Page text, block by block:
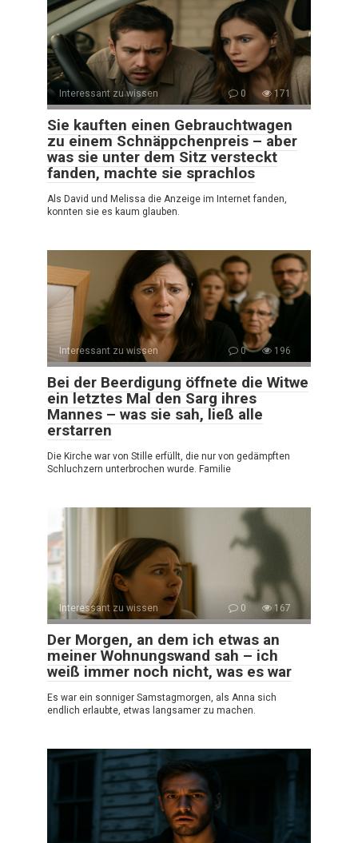
Interessant zu wissen 0 171
Sie kauften einen Gebrauchtwagen
zu einem Schnäppchenpreis – aber
was sie unter dem Sitz versteckt
fanden, machte sie sprachlos
Als David und Melissa die Anzeige im Internet fanden,
konnten sie es kaum glauben.
Interessant zu wissen 0 196
Bei der Beerdigung öffnete die Witwe
ein letztes Mal den Sarg ihres
Mannes – was sie sah, ließ alle
erstarren
Die Kirche war von Stille erfüllt, die nur von gedämpften
Schluchzern unterbrochen wurde. Familie
Interessant zu wissen 0 167
Der Morgen, an dem ich etwas an
meiner Wohnungswand sah – ich
weiß immer noch nicht, was es war
Es war ein sonniger Samstagmorgen, als Anna sich
endlich erlaubte, etwas langsamer zu machen.